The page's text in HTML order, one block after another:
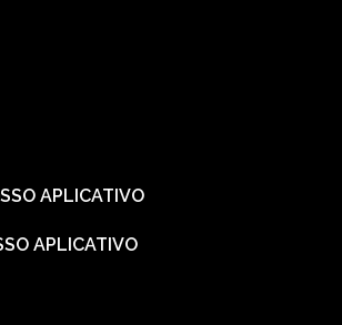
APLICATIVO
APLICATIVO